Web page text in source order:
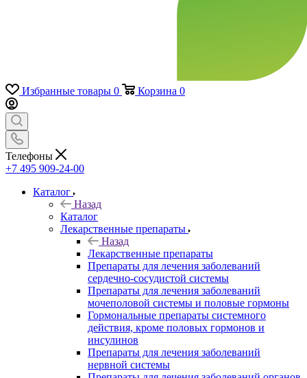
Избранные товары 0 Корзина 0
Телефоны
+7 495 909-24-00
Каталог
Назад
Каталог
Лекарственные препараты
Назад
Лекарственные препараты
Препараты для лечения заболеваний
сердечно-сосудистой системы
Препараты для лечения заболеваний
мочеполовой системы и половые гормоны
Гормональные препараты системного
действия, кроме половых гормонов и
инсулинов
Препараты для лечения заболеваний
нервной системы